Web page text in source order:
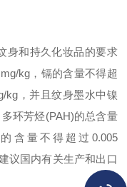
身和持久化妆品的要求
kg，镉的含量不得超
kg，并且纹身墨水中镍
环芳烃(PAH)的总含量
含量不得超过0.005
议国内有关生产和出口